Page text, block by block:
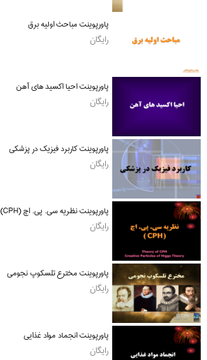
پاورپوینت مباحث اولیه برق
رایگان
پاورپوینت احیا اکسید های آهن
رایگان
پاورپوینت کاربرد فیزیک در پزشکی
رایگان
پاورپوینت نظریه سی. پی. اچ (CPH)
رایگان
پاورپوینت مخترع تلسکوپ نجومی
رایگان
پاورپوینت انجماد مواد غذایی
رایگان